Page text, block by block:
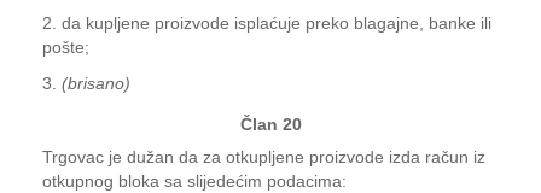
2. da kupljene proizvode isplaćuje preko blagajne, banke ili
pošte;
3. (brisano)
Član 20
Trgovac je dužan da za otkupljene proizvode izda račun iz
otkupnog bloka sa slijedećim podacima: